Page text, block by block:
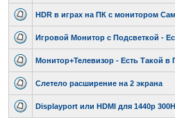
HDR в играх на ПК с монитором
Игровой Монитор с Подсветкой -
Монитор+Телевизор - Есть Такой в
Слетело расширение на 2 экрана
Displayport или HDMI для 1440p